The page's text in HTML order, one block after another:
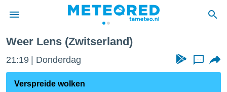
door
Weer Lens (Zwitserland)
21:19 Donderdag ...
Verspreide wolken